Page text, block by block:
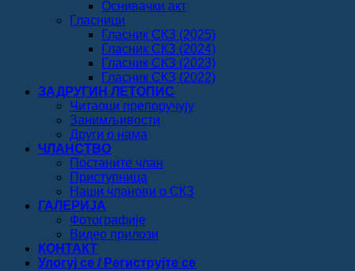
Оснивачки акт
Гласници
Гласник СКЗ (2025)
Гласник СКЗ (2024)
Гласник СКЗ (2023)
Гласник СКЗ (2022)
ЗАДРУГИН ЛЕТОПИС
Читаоци препоручују
Занимљивости
Други о нама
ЧЛАНСТВО
Постаните члан
Приступница
Наши чланови о СКЗ
ГАЛЕРИЈА
Фотографије
Видео прилози
КОНТАКТ
Улогуј се / Региструјте се